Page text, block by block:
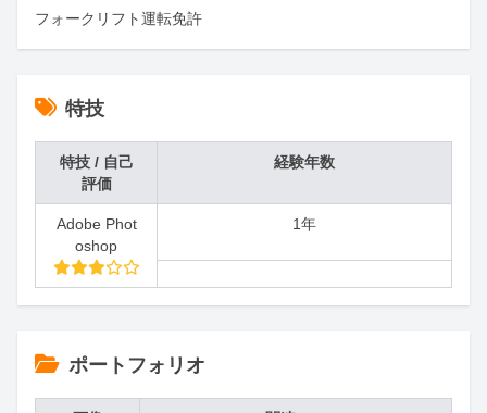
フォークリフト運転免許
特技
特技 / 自己
評価
経験年数
Adobe Phot
oshop
1年
ポートフォリオ